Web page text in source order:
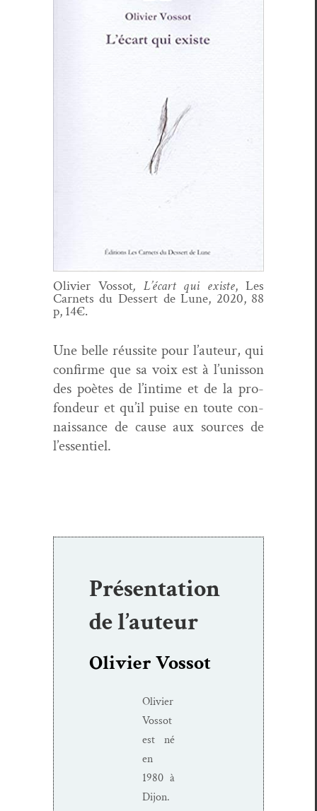
Olivi­er Vos­sot, L’écart qui existe, Les
Car­nets du Dessert de Lune, 2020, 88
p, 14€.
Une belle réus­site pour l’auteur, qui
con­firme que sa voix est à l’unisson
des poètes de l’intime et de la pro­
fondeur et qu’il puise en toute con­
nais­sance de cause aux sources de
l’essentiel.
Présentation
de l’auteur
Olivier Vossot
Olivi­er
Vos­sot
est né
en
1980 à
Dijon.